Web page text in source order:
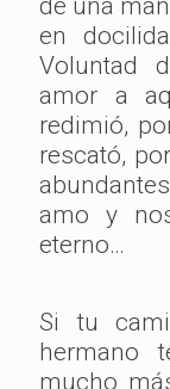
en
Voluntad
amor a
redimió,
rescató,
amo y
eterno…
Si tu
hermano
mucho